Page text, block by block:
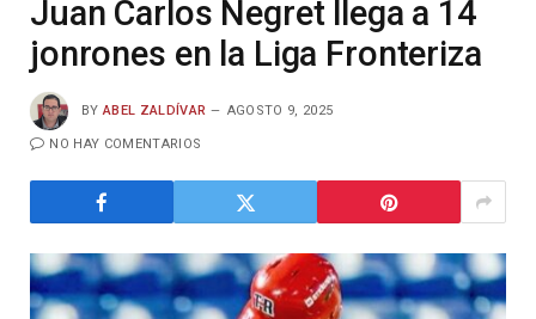
Juan Carlos Negret llega a 14
jonrones en la Liga Fronteriza
BY ABEL ZALDÍVAR AGOSTO 9, 2025
NO HAY COMENTARIOS